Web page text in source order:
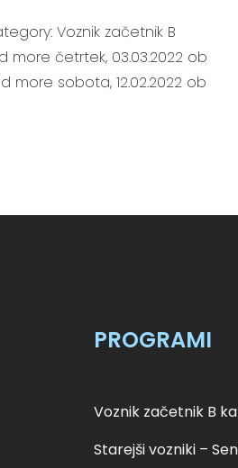
Voznik začetnik B
more četrtek, 03.03.2022 ob
more sobota, 12.02.2022 ob
PROGRAMI
Voznik začetnik B
Starejši vozniki –